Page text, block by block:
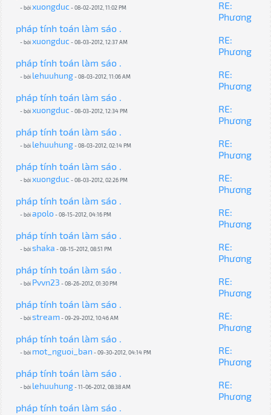
- bởixuongduc- 08-02-2012, 11:02 PM
RE:
Phương
pháp tính toán làm sáo .
- bởixuongduc- 08-03-2012, 12:37 AM
RE:
Phương
pháp tính toán làm sáo .
- bởi lehuuhung- 08-03-2012, 11:06 AM
RE:
Phương
pháp tính toán làm sáo .
- bởixuongduc- 08-03-2012, 12:34 PM
RE:
Phương
pháp tính toán làm sáo .
- bởi lehuuhung- 08-03-2012, 02:14 PM
RE:
Phương
pháp tính toán làm sáo .
- bởixuongduc- 08-03-2012, 02:26 PM
RE:
Phương
pháp tính toán làm sáo .
- bởiapolo- 08-15-2012, 04:16 PM
RE:
Phương
pháp tính toán làm sáo .
- bởishaka - 08-15-2012, 08:51 PM
RE:
Phương
pháp tính toán làm sáo .
- bởi Pvvn23 - 08-26-2012, 01:30 PM
RE:
Phương
pháp tính toán làm sáo .
- bởistream- 09-29-2012, 10:46 AM
RE:
Phương
pháp tính toán làm sáo .
- bởi mot_nguoi_ban - 09-30-2012, 04:14 PM
RE:
Phương
pháp tính toán làm sáo .
- bởi lehuuhung- 11-06-2012, 08:38 AM
RE:
Phương
pháp tính toán làm sáo .